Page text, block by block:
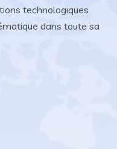
technologiques
dans toute sa